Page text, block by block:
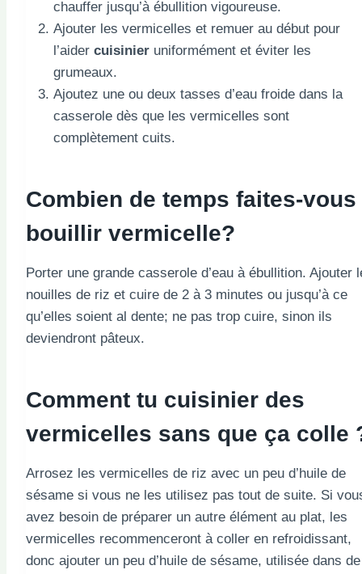
chauffer jusqu’à ébullition vigoureuse.
Ajouter les vermicelles et remuer au début pour
l’aider cuisinier uniformément et éviter les
grumeaux.
Ajoutez une ou deux tasses d’eau froide dans la
casserole dès que les vermicelles sont
complètement cuits.
Combien de temps faites-vous
bouillir vermicelle?
Porter une grande casserole d’eau à ébullition. Ajouter
nouilles de riz et cuire de 2 à 3 minutes ou jusqu’à ce
qu’elles soient al dente; ne pas trop cuire, sinon ils
deviendront pâteux.
Comment tu cuisinier des
vermicelles sans que ça colle
Arrosez les vermicelles de riz avec un peu d’huile de
sésame si vous ne les utilisez pas tout de suite. Si
avez besoin de préparer un autre élément au plat, les
vermicelles recommenceront à coller en refroidissant,
donc ajouter un peu d’huile de sésame, utilisée dans de